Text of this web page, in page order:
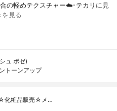
の軽めテクスチャー☁️･テカリに見
を見る
ュ ポゼ)
トーンアップ
☆化粧品販売☆メ…